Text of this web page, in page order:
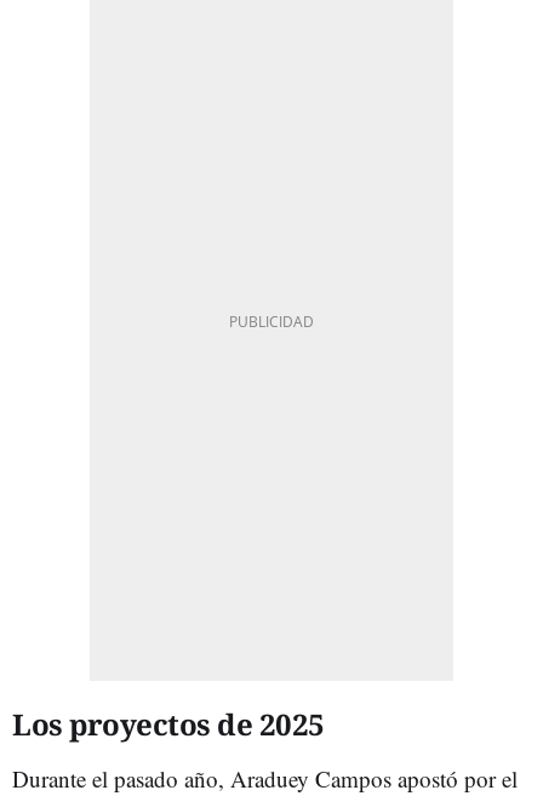
Los proyectos de 2025
Durante el pasado año, Araduey Campos apostó por el